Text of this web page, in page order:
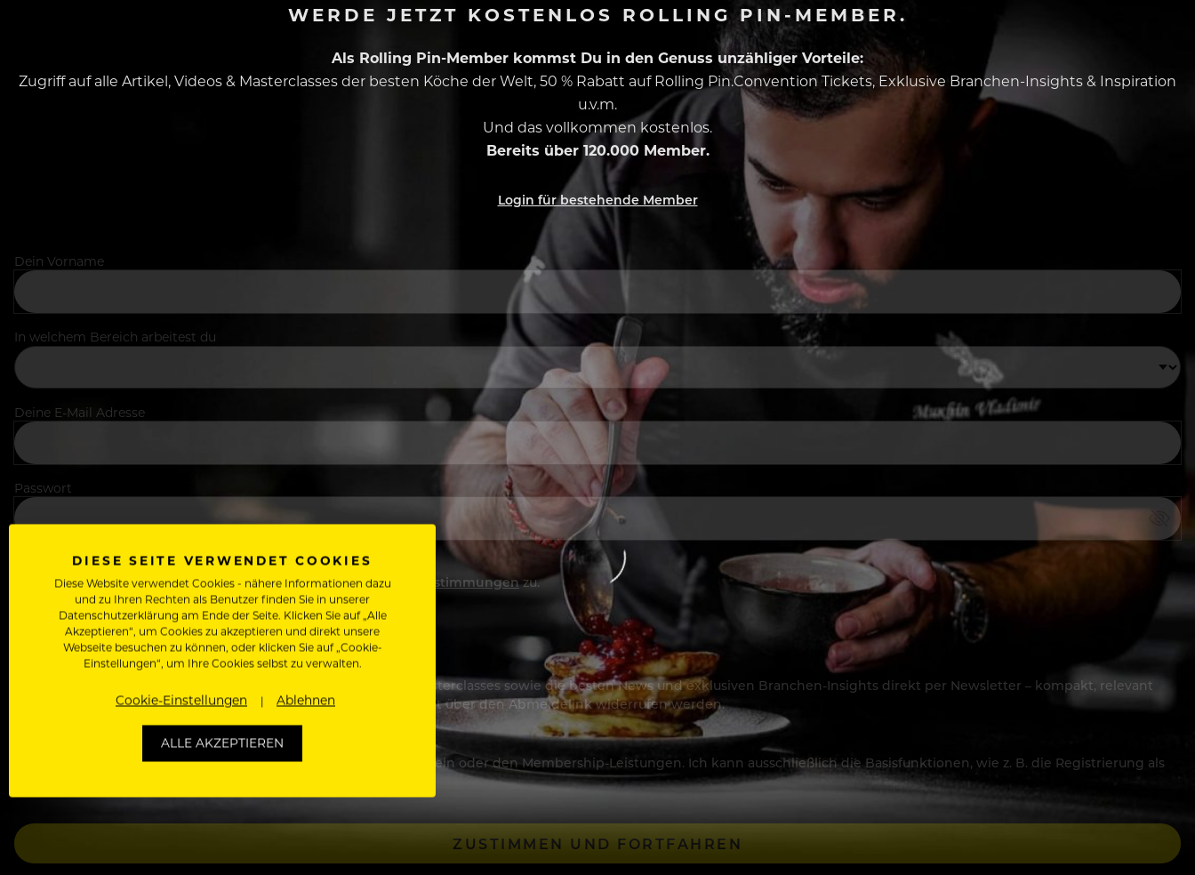
WERDE JETZT KOSTENLOS ROLLING PIN-MEMBER.
Als Rolling Pin-Member kommst Du in den Genuss unzähliger Vorteile:
Zugriff auf alle Artikel, Videos & Masterclasses der besten Köche der Welt, 50 % Rabatt auf Rolling Pin.Convention Tickets, Exklusive Branchen-Insights & Inspiration
u.v.m.
Und das vollkommen kostenlos.
Bereits über 120.000 Member.
Login für bestehende Member
Dein Vorname
In welchem Bereich arbeitest du
Deine E-Mail Adresse
Passwort
Ich stimme denNutzungsbedingungenundDatenschutzbestimmungenzu.
Wähle deinen Zugang:
Kostenlose Membership (empfohlen)
Voller und kostenloser Zugang zu allen Artikeln, Videos & Masterclasses sowie die besten News und exklusiven Branchen-Insights direkt per Newsletter – kompakt, relevant
und ohne Bullshit. Die Newsletter-Einwilligung kann jederzeit über den Abmeldelink widerrufen werden.
Basic-Registrierung
Mit der Basic-Registrierung habe ich KEINEN Zugang zu Artikeln oder den Membership-Leistungen. Ich kann ausschließlich die Basisfunktionen, wie z. B. die Registrierung als
ZUSTIMMEN UND FORTFAHREN
DIESE SEITE VERWENDET COOKIES
Diese Website verwendet Cookies - nähere Informationen dazu
und zu Ihren Rechten als Benutzer finden Sie in unserer
Datenschutzerklärung am Ende der Seite. Klicken Sie auf „Alle
Akzeptieren“, um Cookies zu akzeptieren und direkt unsere
Webseite besuchen zu können, oder klicken Sie auf „Cookie-
Einstellungen“, um Ihre Cookies selbst zu verwalten.
Cookie-Einstellungen Ablehnen
ALLE AKZEPTIEREN